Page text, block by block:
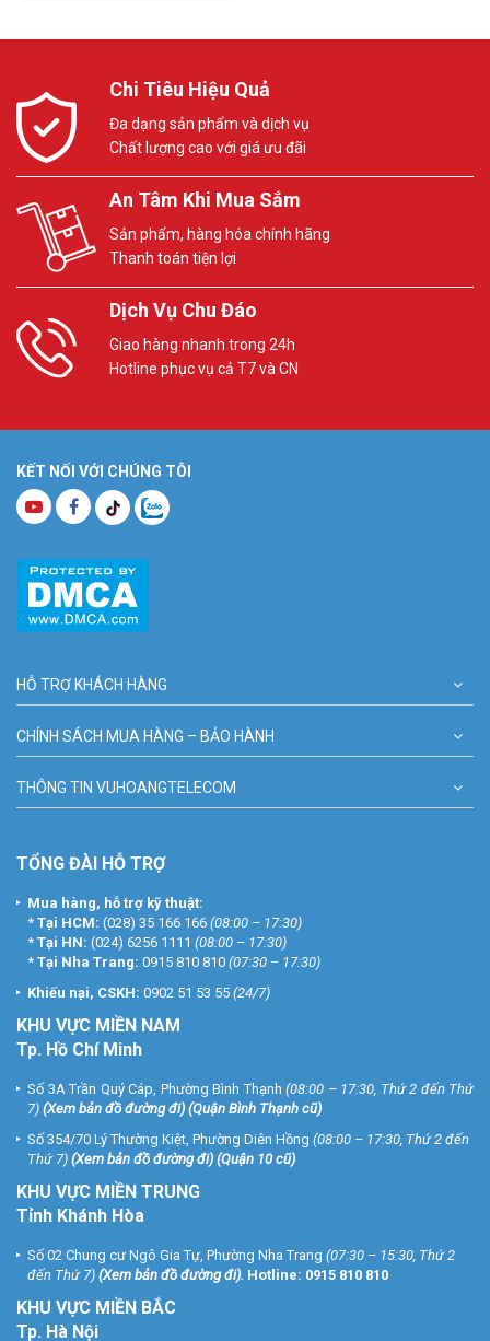
Chi Tiêu Hiệu Quả
Đa dạng sản phẩm và dịch vụ
Chất lượng cao với giá ưu đãi
An Tâm Khi Mua Sắm
Sản phẩm, hàng hóa chính hãng
Thanh toán tiện lợi
Dịch Vụ Chu Đáo
Giao hàng nhanh trong 24h
Hotline phục vụ cả T7 và CN
KẾT NỐI VỚI CHÚNG TÔI
HỖ TRỢ KHÁCH HÀNG
CHÍNH SÁCH MUA HÀNG – BẢO HÀNH
THÔNG TIN VUHOANGTELECOM
TỔNG ĐÀI HỖ TRỢ
Mua hàng, hỗ trợ kỹ thuật:
* Tại HCM: (028) 35 166 166 (08:00 – 17:30)
* Tại HN: (024) 6256 1111 (08:00 – 17:30)
* Tại Nha Trang: 0915 810 810 (07:30 – 17:30)
Khiếu nại, CSKH: 0902 51 53 55 (24/7)
KHU VỰC MIỀN NAM
Tp. Hồ Chí Minh
Số 3A Trần Quý Cáp, Phường Bình Thạnh (08:00 – 17:30, Thứ 2 đến Thứ
7) (Xem bản đồ đường đi) (Quận Bình Thạnh cũ)
Số 354/70 Lý Thường Kiệt, Phường Diên Hồng (08:00 – 17:30, Thứ 2 đến
Thứ 7) (Xem bản đồ đường đi) (Quận 10 cũ)
KHU VỰC MIỀN TRUNG
Tỉnh Khánh Hòa
Số 02 Chung cư Ngô Gia Tự, Phường Nha Trang (07:30 – 15:30, Thứ 2
đến Thứ 7) (Xem bản đồ đường đi). Hotline: 0915 810 810
KHU VỰC MIỀN BẮC
Tp. Hà Nội